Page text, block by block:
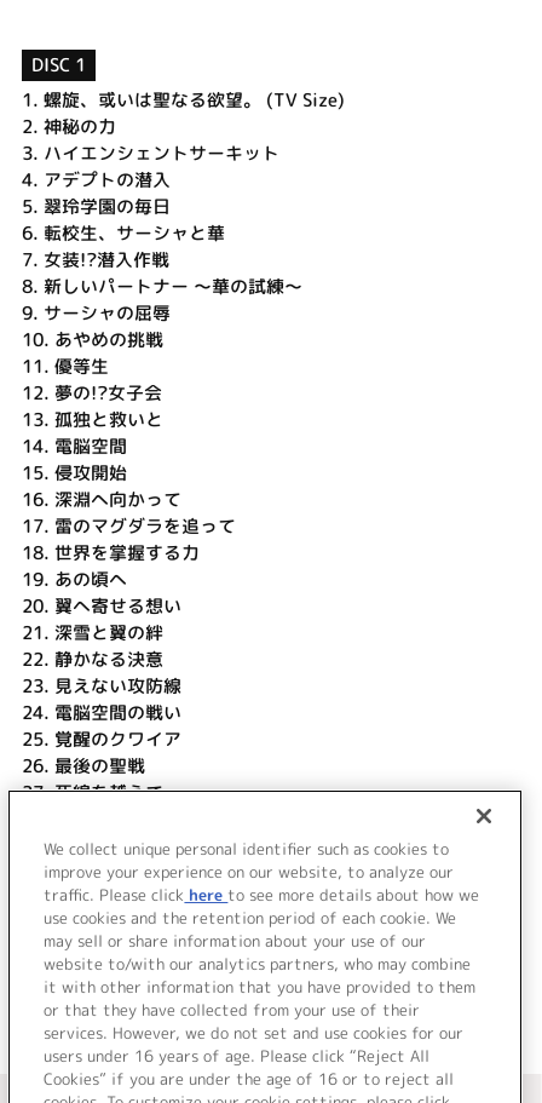
DISC 1
1. 螺旋、或いは聖なる欲望。 (TV Size)
2. 神秘の力
3. ハイエンシェントサーキット
4. アデプトの潜入
5. 翠玲学園の毎日
6. 転校生、サーシャと華
7. 女装!?潜入作戦
8. 新しいパートナー ～華の試練～
9. サーシャの屈辱
10. あやめの挑戦
11. 優等生
12. 夢の!?女子会
13. 孤独と救いと
14. 電脳空間
15. 侵攻開始
16. 深淵へ向かって
17. 雷のマグダラを追って
18. 世界を掌握する力
19. あの頃へ
20. 翼へ寄せる想い
21. 深雪と翼の絆
22. 静かなる決意
23. 見えない攻防線
24. 電脳空間の戦い
25. 覚醒のクワイア
26. 最後の聖戦
27.死線を越えて
29.夜明け
30. Metaphor (TV Size)
＜ BACK
We collect unique personal identifier such as cookies to
improve your experience on our website, to analyze our
traffic. Please click here to see more details about how we
use cookies and the retention period of each cookie. We
may sell or share information about your use of our
website to/with our analytics partners, who may combine
it with other information that you have provided to them
or that they have collected from your use of their
services. However, we do not set and use cookies for our
users under 16 years of age. Please click “Reject All
Cookies” if you are under the age of 16 or to reject all